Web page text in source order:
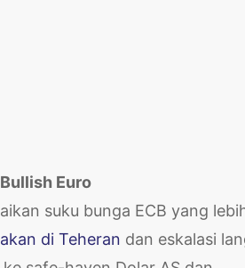
Euro
suku bunga ECB yang
di Teheran dan eskalasi